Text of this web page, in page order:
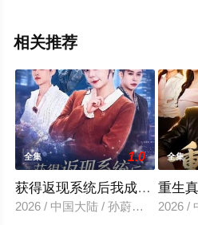
相关推荐
全集 1.0
获得返现系统后我成了万人迷
2026 / 中国大陆 / 孙蔚琳＆魏胜奇
全集
重生
2026 /